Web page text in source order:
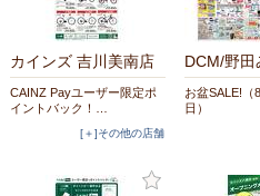
カインズ 吉川美南店
CAINZ Payユーザー限定ポ
イントバック！…
[＋]その他の店舗
DCM/野田
お盆SALE!（
日）